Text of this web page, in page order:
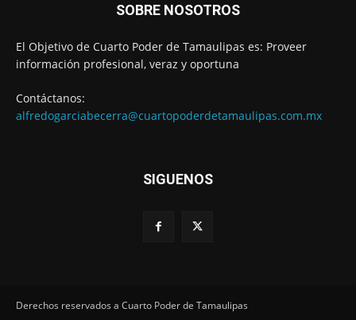
SOBRE NOSOTROS
El Objetivo de Cuarto Poder de Tamaulipas es: Proveer
información profesional, veraz y oportuna
Contáctanos:
alfredogarciabecerra@cuartopoderdetamaulipas.com.mx
SIGUENOS
Derechos reservados a Cuarto Poder de Tamaulipas